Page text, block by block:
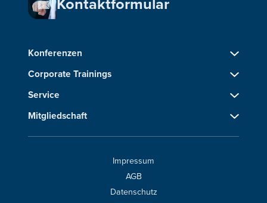
Kontaktformular
Konferenzen
Corporate Trainings
Service
Mitgliedschaft
Impressum
AGB
Datenschutz